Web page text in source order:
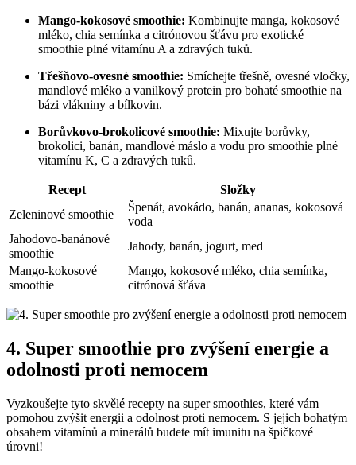
Mango-kokosové smoothie: Kombinujte manga, kokosové
mléko, chia semínka a citrónovou šťávu pro exotické
smoothie plné vitamínu A a zdravých tuků.
Třešňovo-ovesné smoothie: Smíchejte třešně, ovesné vločky,
mandlové mléko a vanilkový protein pro bohaté smoothie na
bázi vlákniny a bílkovin.
Borůvkovo-brokolicové smoothie: Mixujte borůvky,
brokolici, banán, mandlové máslo a vodu pro smoothie plné
vitamínu K, C a zdravých tuků.
Recept
Složky
Zeleninové smoothie
Špenát, avokádo, banán, ananas, kokosová
voda
Jahodovo-banánové
smoothie
Jahody, banán, jogurt, med
Mango-kokosové
smoothie
Mango, kokosové mléko, chia semínka,
citrónová šťáva
4. Super smoothie pro zvýšení energie a
odolnosti proti nemocem
Vyzkoušejte tyto skvělé recepty na super smoothies, které vám
pomohou zvýšit energii a odolnost proti nemocem. S jejich bohatým
obsahem vitamínů a minerálů budete mít imunitu na špičkové
úrovni!